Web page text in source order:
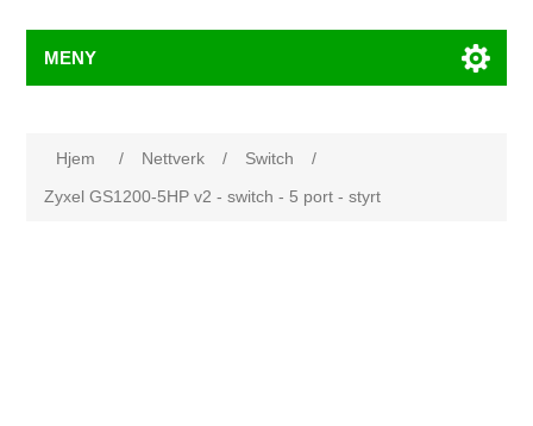
MENY
Hjem / Nettverk / Switch
/
Zyxel GS1200-5HP v2 - switch - 5 port - styrt